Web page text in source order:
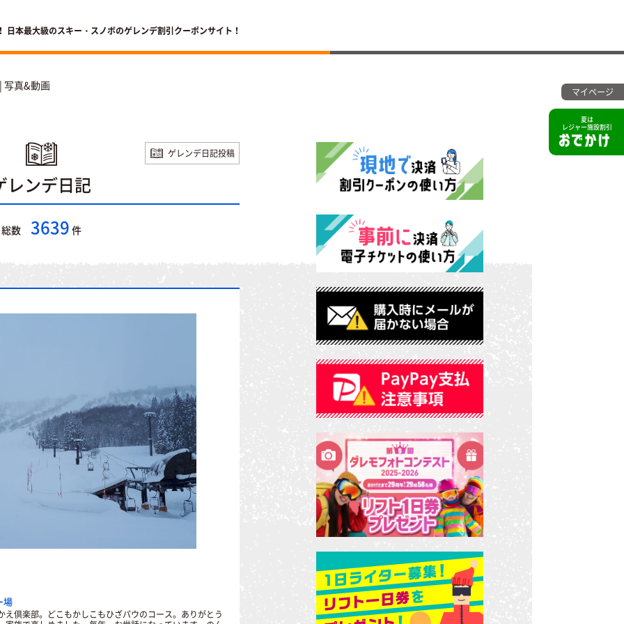
日本最大級のスキー・スノボのゲレンデ割引クーポンサイト！
夏は
レジャー施設割引
マイページ
写真&動画
ゲレンデ日記投稿
レンデ日記
総数 3639 件
場
倶楽部。どこもかしこもひざパウのコース。ありがとう